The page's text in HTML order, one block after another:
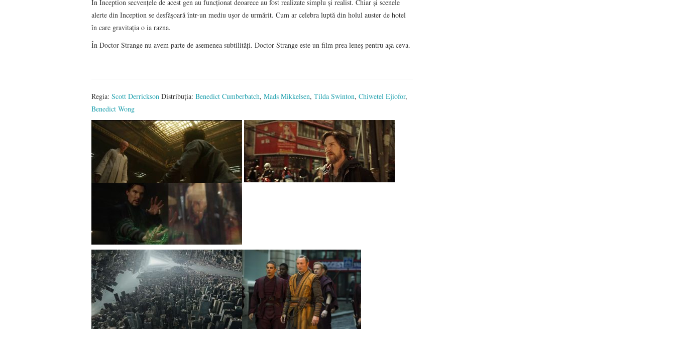
În Inception secvenţele de acest gen au funcționat deoarece au fost realizate simplu şi realist. Chiar şi scenele
alerte din Inception se desfăşoară într-un mediu uşor de urmărit. Cum ar celebra luptă din holul auster de hotel
în care gravitația o ia razna.
În Doctor Strange nu avem parte de asemenea subtilităţi. Doctor Strange este un film prea leneș pentru așa ceva.
Regia: Scott Derrickson Distribuția: Benedict Cumberbatch, Mads Mikkelsen, Tilda Swinton, Chiwetel Ejiofor,
Benedict Wong